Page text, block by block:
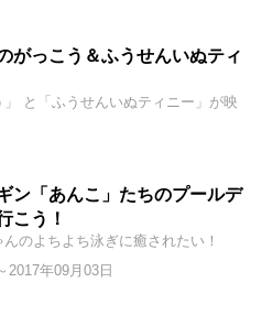
がっこう＆ふうせんいぬティ
」 と「ふうせんいぬティニー」が映
ン「あんこ」たちのプールデ
こう！
のよちよち泳ぎに癒されたい！
2017年09月03日